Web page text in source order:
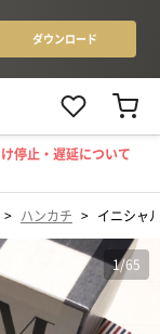
停止・遅延について
> ハンカチ > イニシャ
1/65